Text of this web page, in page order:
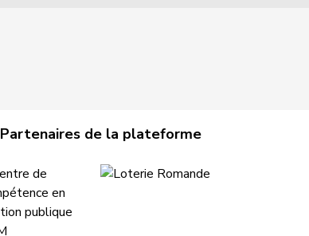
Partenaires de la plateforme